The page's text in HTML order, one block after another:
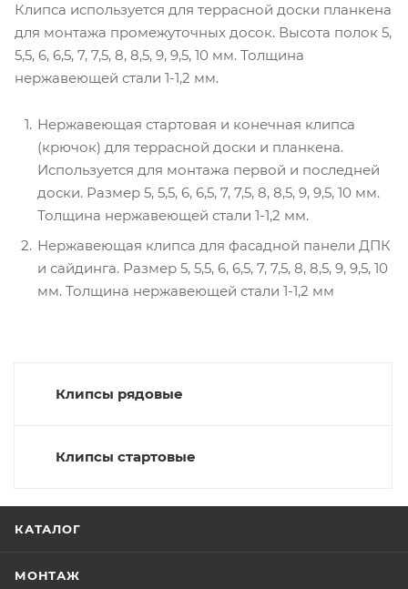
Клипса используется для террасной доски планкена
для монтажа промежуточных досок. Высота полок 5,
5,5, 6, 6,5, 7, 7,5, 8, 8,5, 9, 9,5, 10 мм. Толщина
нержавеющей стали 1-1,2 мм.
Нержавеющая стартовая и конечная клипса
(крючок) для террасной доски и планкена.
Используется для монтажа первой и последней
доски. Размер 5, 5,5, 6, 6,5, 7, 7,5, 8, 8,5, 9, 9,5, 10 мм.
Толщина нержавеющей стали 1-1,2 мм.
Нержавеющая клипса для фасадной панели ДПК
и сайдинга. Размер 5, 5,5, 6, 6,5, 7, 7,5, 8, 8,5, 9, 9,5, 10
мм. Толщина нержавеющей стали 1-1,2 мм
Клипсы рядовые
Клипсы стартовые
КАТАЛОГ
МОНТАЖ